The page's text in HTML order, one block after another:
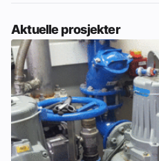
Aktuelle prosjekter